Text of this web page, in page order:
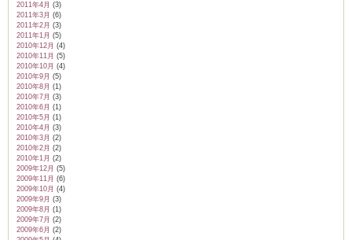
2011年4月 (3)
2011年3月 (6)
2011年2月 (3)
2011年1月 (5)
2010年12月 (4)
2010年11月 (5)
2010年10月 (4)
2010年9月 (5)
2010年8月 (1)
2010年7月 (3)
2010年6月 (1)
2010年5月 (1)
2010年4月 (3)
2010年3月 (2)
2010年2月 (2)
2010年1月 (2)
2009年12月 (5)
2009年11月 (6)
2009年10月 (4)
2009年9月 (3)
2009年8月 (1)
2009年7月 (2)
2009年6月 (2)